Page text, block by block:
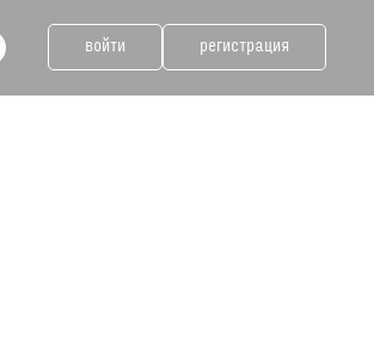
войти регистрация